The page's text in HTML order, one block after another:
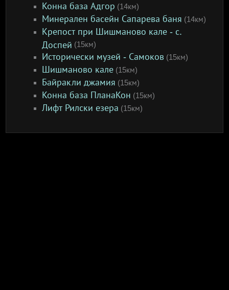
Конна база Адгор (14км)
Минерален басейн Сапарева баня (14км)
Крепост при Шишманово кале - с.
Доспей (15км)
Исторически музей - Самоков (15км)
Шишманово кале (15км)
Байракли джамия (15км)
Конна база ПланаКон (15км)
Лифт Рилски езера (15км)